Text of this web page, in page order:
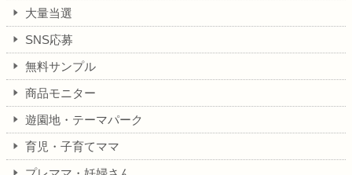
大量当選
SNS応募
無料サンプル
商品モニター
遊園地・テーマパーク
育児・子育てママ